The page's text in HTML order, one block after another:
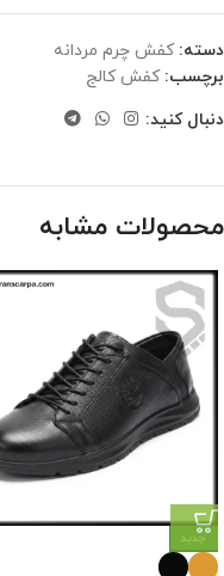
دسته: کفش چرم مردانه
برچسب: کفش کالج
دنبال کنید:
محصولات مشابه
جدید